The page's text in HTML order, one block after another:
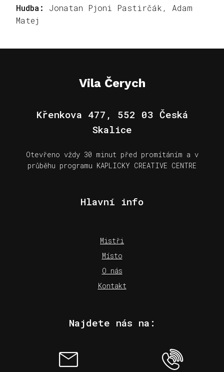
Hudba: Jonatan Pjoni Pastirčák, Adam
Matej
Vila Čerych
Křenkova 477, 552 03 Česká
Skalice
Otevřeno vždy 30 minut před promítáním a v
průběhu programu KAPLICKY CREATIVE CENTRE
Hlavní info
Mistři
Místo
O nás
Kontakt
Najdete nás na: